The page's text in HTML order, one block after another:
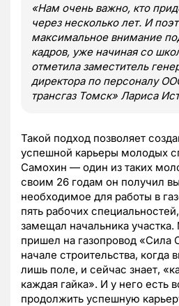
«Нам очень важно, кто
через несколько лет. И
максимальное внимание
кадров, уже начиная со
отметила заместитель
директора по персоналу
трансгаз Томск» Лариса
Такой подход позволяет
успешной карьеры молодых
Самохин — один из таких
своим 26 годам он получил
необходимое для работы в
пять рабочих
замещал начальника
пришел на газопровод «Сила
начале строительства, когда
лишь поле, и сейчас знает,
каждая гайка». И у него есть
продолжить успешную